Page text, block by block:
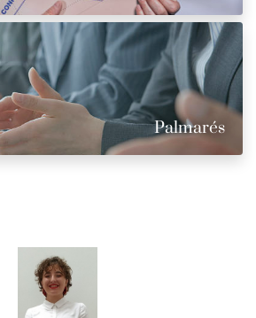
Palmarés